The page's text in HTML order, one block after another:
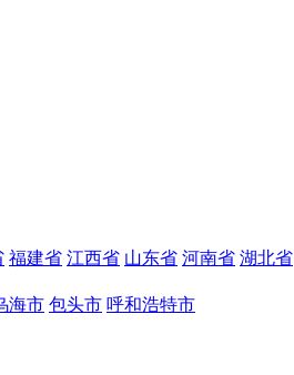
福建省 江西省 山东省 河南省 湖北省
海市 包头市 呼和浩特市